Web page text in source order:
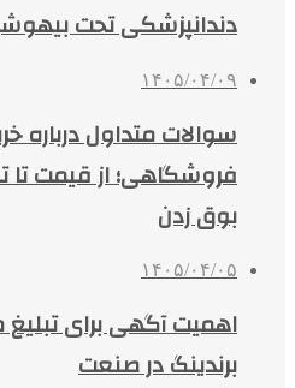
دندانپزشکی تحت
۱۴۰۵/۰۴/۰۹
سوالات متداول درباره
فروشگاهی؛ از قیمت
بوق زدن
۱۴۰۵/۰۴/۰۵
اهمیت آگهی برای
برندینگ در صنعت